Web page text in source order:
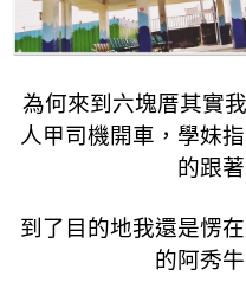
為何來到六塊厝其實
人甲司機開車，學妹
的跟
到了目的地我還是愣在
的阿秀